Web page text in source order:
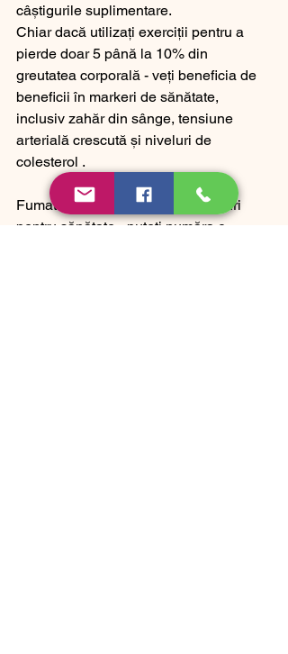
câștigurile suplimentare.
Chiar dacă utilizați exerciții pentru a
pierde doar 5 până la 10% din
greutatea corporală - veți beneficia de
beneficii în markeri de sănătate,
inclusiv zahăr din sânge, tensiune
arterială crescută și niveluri de
colesterol .
Alegerea stilului de viață
Fumatul prezintă numeroase riscuri
pentru sănătate - puteți număra o